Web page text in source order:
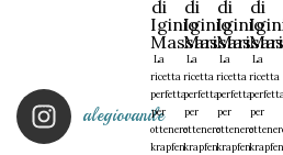
di
Iginio
Massari
La
ricetta
perfetta
per
ottenere
krapfen
di
Iginio
Massari
La
ricetta
perfetta
per
ottenere
krapfen
di
Iginio
Massari
La
ricetta
perfetta
per
ottenere
krapfen
di
La
ricetta
perfetta
per
krapfen
alegiovanile